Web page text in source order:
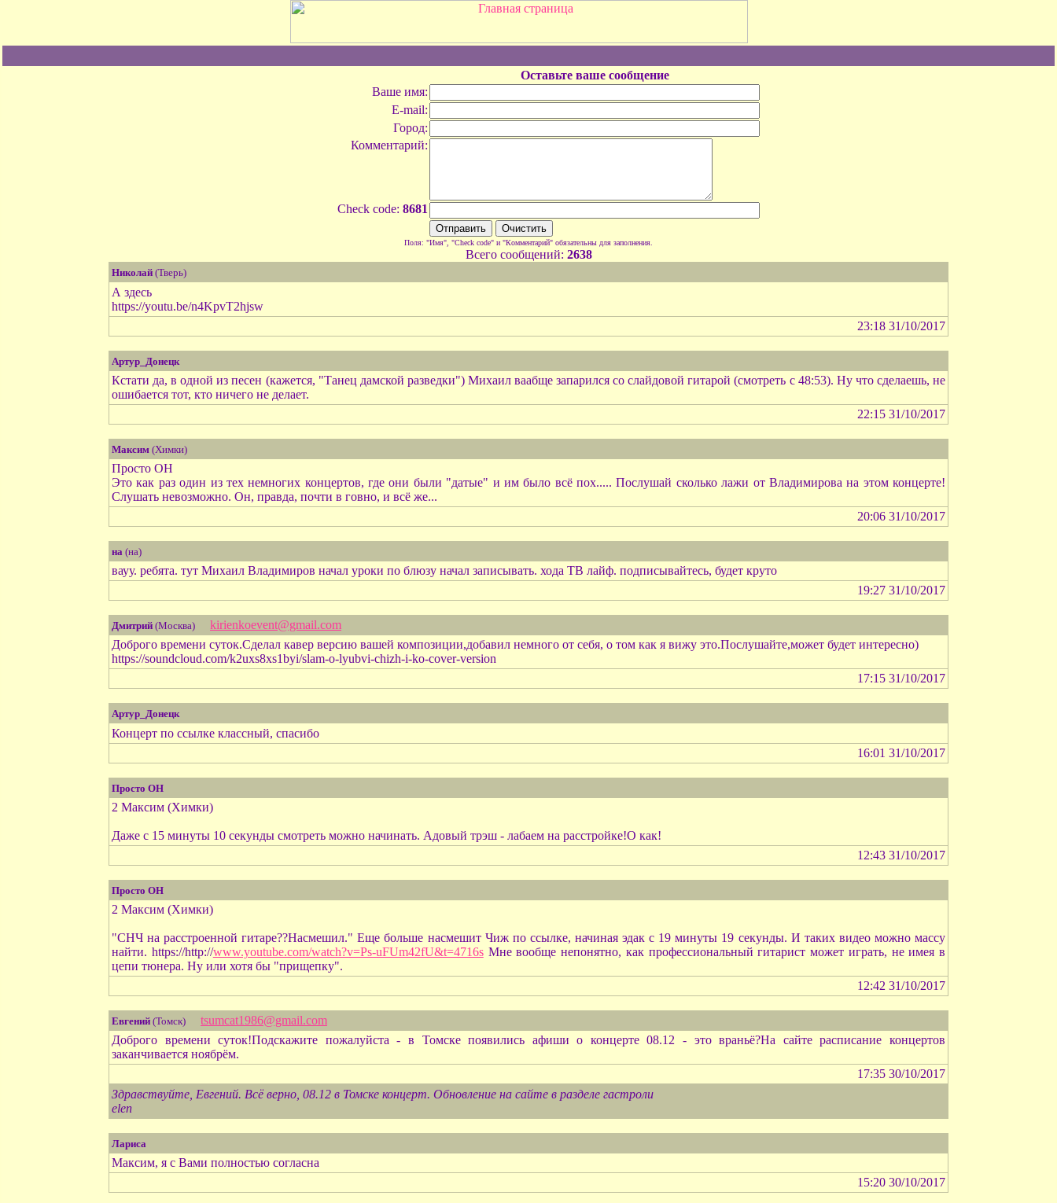
Оставьте ваше сообщение
Ваше имя:
E-mail:
Город:
Комментарий:
Check code: 8681
Поля: "Имя", "Check code" и "Комментарий" обязательны для заполнения.
Всего сообщений: 2638
Николай (Тверь)
А здесь
https://youtu.be/n4KpvT2hjsw
23:18 31/10/2017
Артур_Донецк
Кстати да, в одной из песен (кажется, "Танец дамской разведки") Михаил ваабще запарился со слайдовой гитарой (смотреть с 48:53). Ну что сделаешь, не
ошибается тот, кто ничего не делает.
22:15 31/10/2017
Максим (Химки)
Просто ОН
Это как раз один из тех немногих концертов, где они были "датые" и им было всё пох..... Послушай сколько лажи от Владимирова на этом концерте!
Слушать невозможно. Он, правда, почти в говно, и всё же...
20:06 31/10/2017
на (на)
вауу. ребята. тут Михаил Владимиров начал уроки по блюзу начал записывать. хода ТВ лайф. подписывайтесь, будет круто
19:27 31/10/2017
Дмитрий (Москва)
kirienkoevent@gmail.com
Доброго времени суток.Сделал кавер версию вашей композиции,добавил немного от себя, о том как я вижу это.Послушайте,может будет интересно)
https://soundcloud.com/k2uxs8xs1byi/slam-o-lyubvi-chizh-i-ko-cover-version
17:15 31/10/2017
Артур_Донецк
Концерт по ссылке классный, спасибо
16:01 31/10/2017
Просто ОН
2 Максим (Химки)
Даже с 15 минуты 10 секунды смотреть можно начинать. Адовый трэш - лабаем на расстройке!О как!
12:43 31/10/2017
Просто ОН
2 Максим (Химки)
"СНЧ на расстроенной гитаре??Насмешил." Еще больше насмешит Чиж по ссылке, начиная эдак с 19 минуты 19 секунды. И таких видео можно массу
найти. https://http://www.youtube.com/watch?v=Ps-uFUm42fU&t=4716sМне вообще непонятно, как профессиональный гитарист может играть, не имея в
цепи тюнера. Ну или хотя бы "прищепку".
12:42 31/10/2017
Евгений (Томск)
tsumcat1986@gmail.com
Доброго времени суток!Подскажите пожалуйста - в Томске появились афиши о концерте 08.12 - это враньё?На сайте расписание концертов
заканчивается ноябрём.
17:35 30/10/2017
Здравствуйте, Евгений. Всё верно, 08.12 в Томске концерт. Обновление на сайте в разделе гастроли
elen
Лариса
Максим, я с Вами полностью согласна
15:20 30/10/2017